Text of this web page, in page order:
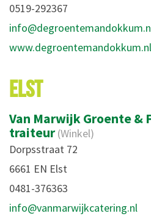
0519-292367
www.degroentemandokkum.nl
ELST
Van Marwijk Groente &
traiteur(Winkel)
Dorpsstraat 72
6661 EN Elst
0481-376363
info@vanmarwijkcatering.nl